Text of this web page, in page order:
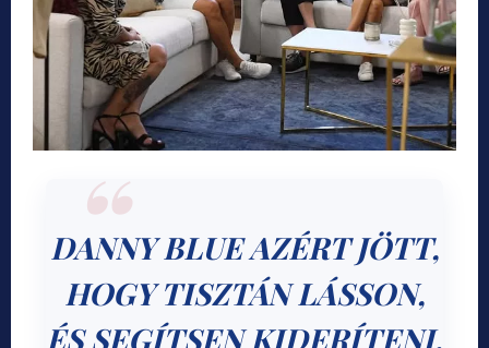
DANNY BLUE AZÉRT JÖTT,
HOGY TISZTÁN LÁSSON,
ÉS SEGÍTSEN KIDERÍTENI,